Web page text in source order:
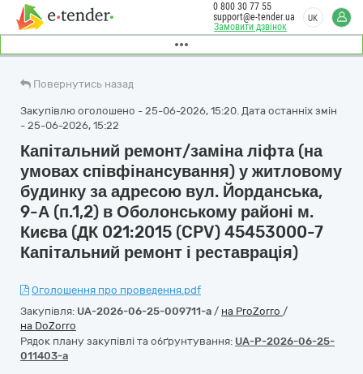
Замовити дзвінок
0 800 30 77 55
support@e-tender.ua
UK
Повернутись назад
Закупівлю оголошено - 25-06-2026, 15:20. Дата останніх змін
- 25-06-2026, 15:22
Капітальний ремонт/заміна ліфта (на
умовах співфінансування) у житловому
будинку за адресою вул. Йорданська,
9-А (п.1,2) в Оболонському районі м.
Києва (ДК 021:2015 (CPV) 45453000-7
Капітальний ремонт і реставрація)
Оголошення про проведення.pdf
Закупівля: UA-2026-06-25-009711-a / на ProZorro /
на DoZorro
Рядок плану закупівлі та обґрунтування: UA-P-2026-06-25-
011403-a